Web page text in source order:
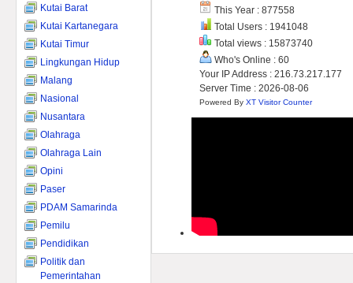
Kutai Barat
Kutai Kartanegara
Kutai Timur
Lingkungan Hidup
Malang
Nasional
Nusantara
Olahraga
Olahraga Lain
Opini
Paser
PDAM Samarinda
Pemilu
Pendidikan
Politik dan
Pemerintahan
This Year : 877558
Total Users : 1941048
Total views : 15873740
Who's Online : 60
Your IP Address : 216.73.217.177
Server Time : 2026-08-06
Powered By XT Visitor Counter